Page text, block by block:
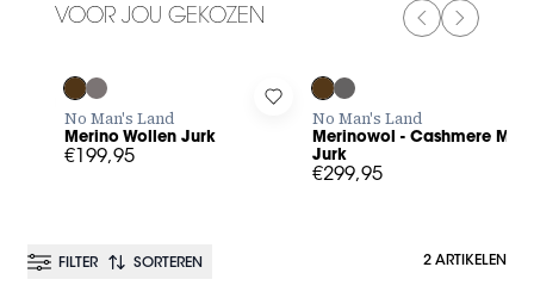
VOOR JOU GEKOZEN PREVIOUS
NEXT
Log in to add Merino Wollen Jurk to your wishlist
No Man's Land
Merino Wollen Jurk
€199,95
Log in to add Merinowol -
No Man's Land
Merinowol - Cashmere Mix
Jurk
€299,95
FILTER SORTEREN 2 ARTIKELEN